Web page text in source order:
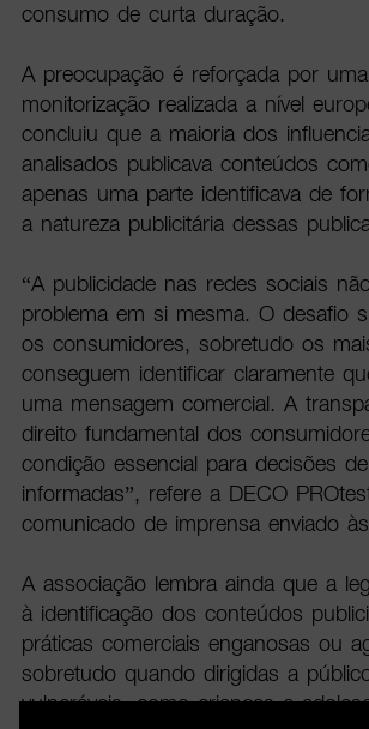
consumo de curta duração.
A preocupação é reforçada por
monitorização realizada a nível
concluiu que a maioria dos
analisados publicava conteúdos
apenas uma parte identificava de
a natureza publicitária dessas
“A publicidade nas redes sociais
problema em si mesma. O desafio
os consumidores, sobretudo os
conseguem identificar claramente
uma mensagem comercial. A
direito fundamental dos
condição essencial para decisões
informadas”, refere a DECO
comunicado de imprensa enviado
A associação lembra ainda que a
à identificação dos conteúdos
práticas comerciais enganosas ou
sobretudo quando dirigidas a
vulneráveis, como crianças e